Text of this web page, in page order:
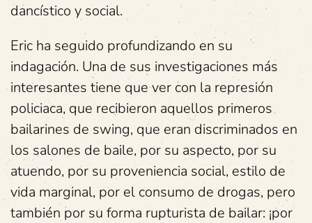
dancístico y social.
Eric ha seguido profundizando en su
indagación. Una de sus investigaciones más
interesantes tiene que ver con la represión
policiaca, que recibieron aquellos primeros
bailarines de swing, que eran discriminados en
los salones de baile, por su aspecto, por su
atuendo, por su proveniencia social, estilo de
vida marginal, por el consumo de drogas, pero
también por su forma rupturista de bailar: ¡por